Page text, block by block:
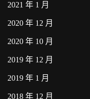
2021 年 1 月
2020 年 12 月
2020 年 10 月
2019 年 12 月
2019 年 1 月
2018 年 12 月